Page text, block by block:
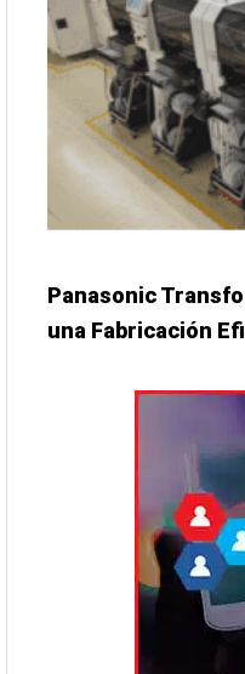
Panasonic
una Fabricación